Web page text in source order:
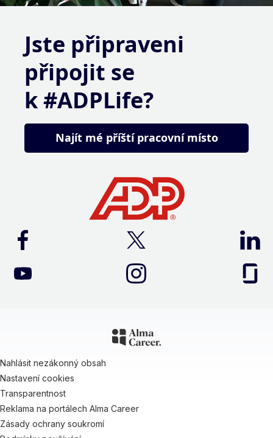
Jste připraveni
připojit se
k #ADPLife?
Najít mé příští pracovní místo
Nahlásit nezákonný obsah
Nastavení cookies
Transparentnost
Reklama na portálech Alma Career
Zásady ochrany soukromí